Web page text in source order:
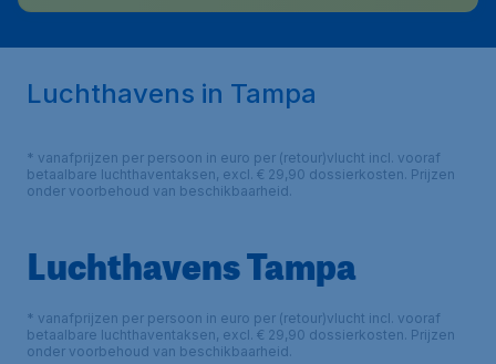
Luchthavens in Tampa
* vanafprijzen per persoon in euro per (retour)vlucht incl. vooraf
betaalbare luchthaventaksen, excl. € 29,90 dossierkosten. Prijzen
onder voorbehoud van beschikbaarheid.
Luchthavens Tampa
* vanafprijzen per persoon in euro per (retour)vlucht incl. vooraf
betaalbare luchthaventaksen, excl. € 29,90 dossierkosten. Prijzen
onder voorbehoud van beschikbaarheid.